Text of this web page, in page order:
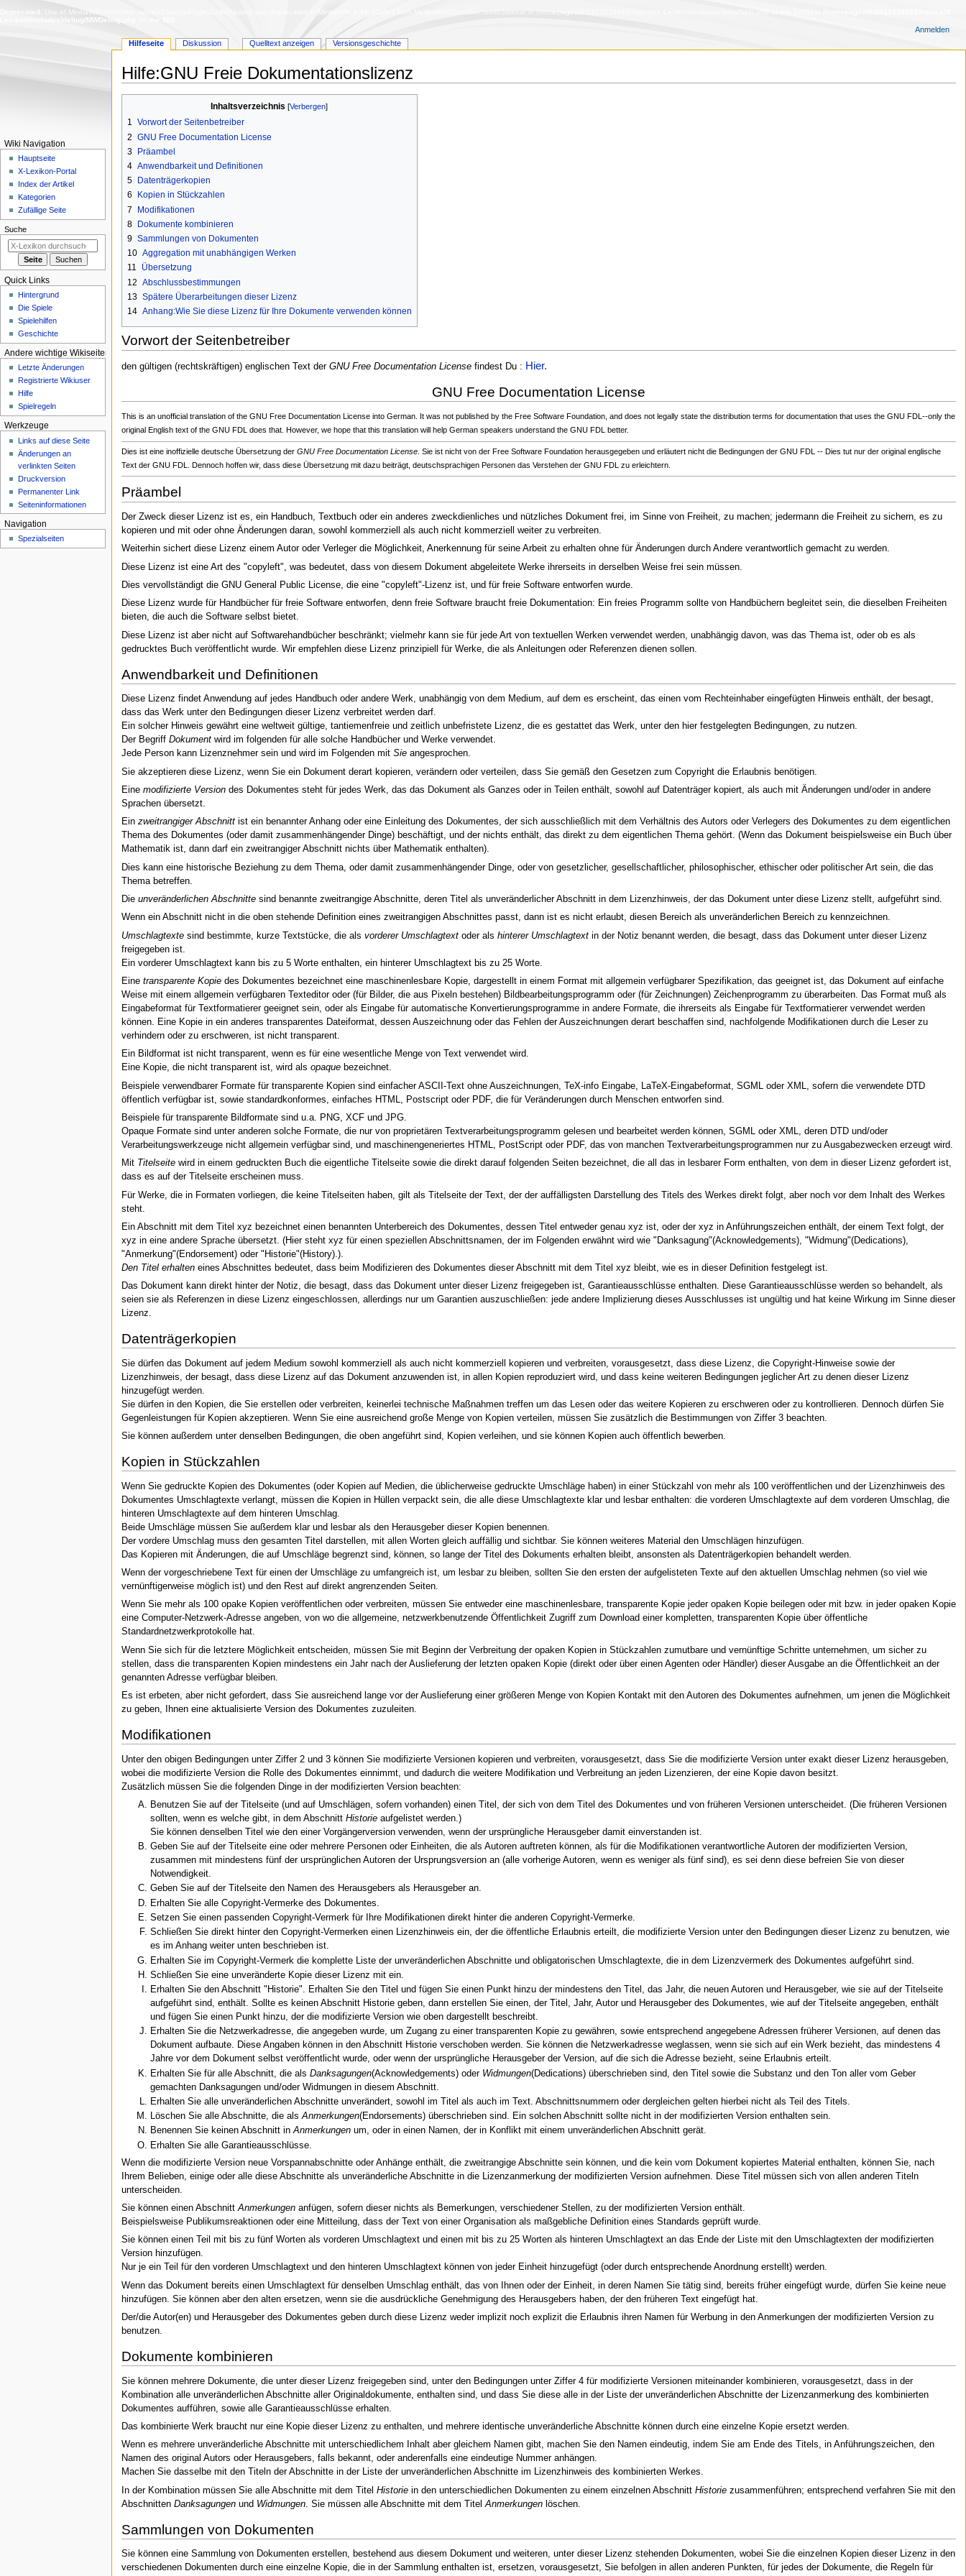
Deprecated : Use of MediaWiki\Skin\Skin::appendSpecialPagesLinkIfAbsent was deprecated in MediaWiki 1.44. [Called from MediaWiki\Skin\Skin::buildSidebar in /homepages/8/d312538493/htdocs/X-Lexikon/includes/skins/Skin.php at line 1639] in
Lexikon/includes/debug/MWDebug.php
Hilfe:GNU Freie Dokumentationslizenz
springen
springen
Inhaltsverzeichnis
1 Vorwort der Seitenbetreiber
2 GNU Free Documentation License
3 Präambel
4 Anwendbarkeit und Definitionen
5
Datenträgerkopien
6
Kopien in Stückzahlen
7
Modifikationen
8 Dokumente kombinieren
9 Sammlungen von Dokumenten
10 Aggregation mit unabhängigen Werken
11
Übersetzung
12 Abschlussbestimmungen
13 Spätere Überarbeitungen dieser Lizenz
14 Anhang:Wie Sie diese Lizenz für Ihre Dokumente verwenden können
Vorwort der Seitenbetreiber
den gültigen (rechtskräftigen) englischen Text der GNU Free Documentation Licensefindest Du : Hier.
GNU Free Documentation License
This is an unofficial translation of the GNU Free Documentation License into German. It was not published by the Free Software Foundation, and does not legally state the distribution terms for documentation that uses the GNU FDL--only the
original English text of the GNU FDL does that. However, we hope that this translation will help German speakers understand the GNU FDL better.
Dies ist eine inoffizielle deutsche Übersetzung der GNU Free Documentation License. Sie ist nicht von der Free Software Foundation herausgegeben und erläutert nicht die Bedingungen der GNU FDL -- Dies tut nur der original englische
Text der GNU FDL. Dennoch hoffen wir, dass diese Übersetzung mit dazu beiträgt, deutschsprachigen Personen das Verstehen der GNU FDL zu erleichtern.
Präambel
Der Zweck dieser Lizenz ist es, ein Handbuch, Textbuch oder ein anderes zweckdienliches und nützliches Dokument frei, im Sinne von Freiheit, zu machen; jedermann die Freiheit zu sichern, es zu
kopieren und mit oder ohne Änderungen daran, sowohl kommerziell als auch nicht kommerziell weiter zu verbreiten.
Weiterhin sichert diese Lizenz einem Autor oder Verleger die Möglichkeit, Anerkennung für seine Arbeit zu erhalten ohne für Änderungen durch Andere verantwortlich gemacht zu werden.
Diese Lizenz ist eine Art des "copyleft", was bedeutet, dass von diesem Dokument abgeleitete Werke ihrerseits in derselben Weise frei sein müssen.
Dies vervollständigt die GNU General Public License, die eine "copyleft"-Lizenz ist, und für freie Software entworfen wurde.
Diese Lizenz wurde für Handbücher für freie Software entworfen, denn freie Software braucht freie Dokumentation: Ein freies Programm sollte von Handbüchern begleitet sein, die dieselben Freiheiten
bieten, die auch die Software selbst bietet.
Diese Lizenz ist aber nicht auf Softwarehandbücher beschränkt; vielmehr kann sie für jede Art von textuellen Werken verwendet werden, unabhängig davon, was das Thema ist, oder ob es als
gedrucktes Buch veröffentlicht wurde. Wir empfehlen diese Lizenz prinzipiell für Werke, die als Anleitungen oder Referenzen dienen sollen.
Anwendbarkeit und Definitionen
Diese Lizenz findet Anwendung auf jedes Handbuch oder andere Werk, unabhängig von dem Medium, auf dem es erscheint, das einen vom Rechteinhaber eingefügten Hinweis enthält, der besagt,
dass das Werk unter den Bedingungen dieser Lizenz verbreitet werden darf.
Ein solcher Hinweis gewährt eine weltweit gültige, tantiemenfreie und zeitlich unbefristete Lizenz, die es gestattet das Werk, unter den hier festgelegten Bedingungen, zu nutzen.
Der Begriff Dokumentwird im folgenden für alle solche Handbücher und Werke verwendet.
Jede Person kann Lizenznehmer sein und wird im Folgenden mit Sieangesprochen.
Sie akzeptieren diese Lizenz, wenn Sie ein Dokument derart kopieren, verändern oder verteilen, dass Sie gemäß den Gesetzen zum Copyright die Erlaubnis benötigen.
Eine modifizierte Versiondes Dokumentes steht für jedes Werk, das das Dokument als Ganzes oder in Teilen enthält, sowohl auf Datenträger kopiert, als auch mit Änderungen und/oder in andere
Sprachen übersetzt.
Ein zweitrangiger Abschnittist ein benannter Anhang oder eine Einleitung des Dokumentes, der sich ausschließlich mit dem Verhältnis des Autors oder Verlegers des Dokumentes zu dem eigentlichen
Thema des Dokumentes (oder damit zusammenhängender Dinge) beschäftigt, und der nichts enthält, das direkt zu dem eigentlichen Thema gehört. (Wenn das Dokument beispielsweise ein Buch über
Mathematik ist, dann darf ein zweitrangiger Abschnitt nichts über Mathematik enthalten).
Dies kann eine historische Beziehung zu dem Thema, oder damit zusammenhängender Dinge, oder von gesetzlicher, gesellschaftlicher, philosophischer, ethischer oder politischer Art sein, die das
Thema betreffen.
Die unveränderlichen Abschnittesind benannte zweitrangige Abschnitte, deren Titel als unveränderlicher Abschnitt in dem Lizenzhinweis, der das Dokument unter diese Lizenz stellt, aufgeführt sind.
Wenn ein Abschnitt nicht in die oben stehende Definition eines zweitrangigen Abschnittes passt, dann ist es nicht erlaubt, diesen Bereich als unveränderlichen Bereich zu kennzeichnen.
Umschlagtextesind bestimmte, kurze Textstücke, die als vorderer Umschlagtextoder als hinterer Umschlagtextin der Notiz benannt werden, die besagt, dass das Dokument unter dieser Lizenz
freigegeben ist.
Ein vorderer Umschlagtext kann bis zu 5 Worte enthalten, ein hinterer Umschlagtext bis zu 25 Worte.
Eine transparente Kopiedes Dokumentes bezeichnet eine maschinenlesbare Kopie, dargestellt in einem Format mit allgemein verfügbarer Spezifikation, das geeignet ist, das Dokument auf einfache
Weise mit einem allgemein verfügbaren Texteditor oder (für Bilder, die aus Pixeln bestehen) Bildbearbeitungsprogramm oder (für Zeichnungen) Zeichenprogramm zu überarbeiten. Das Format muß als
Eingabeformat für Textformatierer geeignet sein, oder als Eingabe für automatische Konvertierungsprogramme in andere Formate, die ihrerseits als Eingabe für Textformatierer verwendet werden
können. Eine Kopie in ein anderes transparentes Dateiformat, dessen Auszeichnung oder das Fehlen der Auszeichnungen derart beschaffen sind, nachfolgende Modifikationen durch die Leser zu
verhindern oder zu erschweren, ist nicht transparent.
Ein Bildformat ist nicht transparent, wenn es für eine wesentliche Menge von Text verwendet wird.
Eine Kopie, die nicht transparent ist, wird als opaquebezeichnet.
Beispiele verwendbarer Formate für transparente Kopien sind einfacher ASCII-Text ohne Auszeichnungen, TeX-info Eingabe, LaTeX-Eingabeformat, SGML oder XML, sofern die verwendete DTD
öffentlich verfügbar ist, sowie standardkonformes, einfaches HTML, Postscript oder PDF, die für Veränderungen durch Menschen entworfen sind.
Beispiele für transparente Bildformate sind u.a. PNG, XCF und JPG.
Opaque Formate sind unter anderen solche Formate, die nur von proprietären Textverarbeitungsprogramm gelesen und bearbeitet werden können, SGML oder XML, deren DTD und/oder
Verarbeitungswerkzeuge nicht allgemein verfügbar sind, und maschinengeneriertes HTML, PostScript oder PDF, das von manchen Textverarbeitungsprogrammen nur zu Ausgabezwecken erzeugt wird.
Mit Titelseitewird in einem gedruckten Buch die eigentliche Titelseite sowie die direkt darauf folgenden Seiten bezeichnet, die all das in lesbarer Form enthalten, von dem in dieser Lizenz gefordert ist,
dass es auf der Titelseite erscheinen muss.
Für Werke, die in Formaten vorliegen, die keine Titelseiten haben, gilt als Titelseite der Text, der der auffälligsten Darstellung des Titels des Werkes direkt folgt, aber noch vor dem Inhalt des Werkes
steht.
Ein Abschnitt mit dem Titel xyz bezeichnet einen benannten Unterbereich des Dokumentes, dessen Titel entweder genau xyz ist, oder der xyz in Anführungszeichen enthält, der einem Text folgt, der
xyz in eine andere Sprache übersetzt. (Hier steht xyz für einen speziellen Abschnittsnamen, der im Folgenden erwähnt wird wie "Danksagung"(Acknowledgements), "Widmung"(Dedications),
"Anmerkung"(Endorsement) oder "Historie"(History).).
Den Titel erhalteneines Abschnittes bedeutet, dass beim Modifizieren des Dokumentes dieser Abschnitt mit dem Titel xyz bleibt, wie es in dieser Definition festgelegt ist.
Das Dokument kann direkt hinter der Notiz, die besagt, dass das Dokument unter dieser Lizenz freigegeben ist, Garantieausschlüsse enthalten. Diese Garantieausschlüsse werden so behandelt, als
seien sie als Referenzen in diese Lizenz eingeschlossen, allerdings nur um Garantien auszuschließen: jede andere Implizierung dieses Ausschlusses ist ungültig und hat keine Wirkung im Sinne dieser
Lizenz.
Datenträgerkopien
Sie dürfen das Dokument auf jedem Medium sowohl kommerziell als auch nicht kommerziell kopieren und verbreiten, vorausgesetzt, dass diese Lizenz, die Copyright-Hinweise sowie der
Lizenzhinweis, der besagt, dass diese Lizenz auf das Dokument anzuwenden ist, in allen Kopien reproduziert wird, und dass keine weiteren Bedingungen jeglicher Art zu denen dieser Lizenz
hinzugefügt werden.
Sie dürfen in den Kopien, die Sie erstellen oder verbreiten, keinerlei technische Maßnahmen treffen um das Lesen oder das weitere Kopieren zu erschweren oder zu kontrollieren. Dennoch dürfen Sie
Gegenleistungen für Kopien akzeptieren. Wenn Sie eine ausreichend große Menge von Kopien verteilen, müssen Sie zusätzlich die Bestimmungen von Ziffer 3 beachten.
Sie können außerdem unter denselben Bedingungen, die oben angeführt sind, Kopien verleihen, und sie können Kopien auch öffentlich bewerben.
Kopien in Stückzahlen
Wenn Sie gedruckte Kopien des Dokumentes (oder Kopien auf Medien, die üblicherweise gedruckte Umschläge haben) in einer Stückzahl von mehr als 100 veröffentlichen und der Lizenzhinweis des
Dokumentes Umschlagtexte verlangt, müssen die Kopien in Hüllen verpackt sein, die alle diese Umschlagtexte klar und lesbar enthalten: die vorderen Umschlagtexte auf dem vorderen Umschlag, die
hinteren Umschlagtexte auf dem hinteren Umschlag.
Beide Umschläge müssen Sie außerdem klar und lesbar als den Herausgeber dieser Kopien benennen.
Der vordere Umschlag muss den gesamten Titel darstellen, mit allen Worten gleich auffällig und sichtbar. Sie können weiteres Material den Umschlägen hinzufügen.
Das Kopieren mit Änderungen, die auf Umschläge begrenzt sind, können, so lange der Titel des Dokuments erhalten bleibt, ansonsten als Datenträgerkopien behandelt werden.
Wenn der vorgeschriebene Text für einen der Umschläge zu umfangreich ist, um lesbar zu bleiben, sollten Sie den ersten der aufgelisteten Texte auf den aktuellen Umschlag nehmen (so viel wie
vernünftigerweise möglich ist) und den Rest auf direkt angrenzenden Seiten.
Wenn Sie mehr als 100 opake Kopien veröffentlichen oder verbreiten, müssen Sie entweder eine maschinenlesbare, transparente Kopie jeder opaken Kopie beilegen oder mit bzw. in jeder opaken Kopie
eine Computer-Netzwerk-Adresse angeben, von wo die allgemeine, netzwerkbenutzende Öffentlichkeit Zugriff zum Download einer kompletten, transparenten Kopie über öffentliche
Standardnetzwerkprotokolle hat.
Wenn Sie sich für die letztere Möglichkeit entscheiden, müssen Sie mit Beginn der Verbreitung der opaken Kopien in Stückzahlen zumutbare und vernünftige Schritte unternehmen, um sicher zu
stellen, dass die transparenten Kopien mindestens ein Jahr nach der Auslieferung der letzten opaken Kopie (direkt oder über einen Agenten oder Händler) dieser Ausgabe an die Öffentlichkeit an der
genannten Adresse verfügbar bleiben.
Es ist erbeten, aber nicht gefordert, dass Sie ausreichend lange vor der Auslieferung einer größeren Menge von Kopien Kontakt mit den Autoren des Dokumentes aufnehmen, um jenen die Möglichkeit
zu geben, Ihnen eine aktualisierte Version des Dokumentes zuzuleiten.
Modifikationen
Unter den obigen Bedingungen unter Ziffer 2 und 3 können Sie modifizierte Versionen kopieren und verbreiten, vorausgesetzt, dass Sie die modifizierte Version unter exakt dieser Lizenz herausgeben,
wobei die modifizierte Version die Rolle des Dokumentes einnimmt, und dadurch die weitere Modifikation und Verbreitung an jeden Lizenzieren, der eine Kopie davon besitzt.
Zusätzlich müssen Sie die folgenden Dinge in der modifizierten Version beachten:
Benutzen Sie auf der Titelseite (und auf Umschlägen, sofern vorhanden) einen Titel, der sich von dem Titel des Dokumentes und von früheren Versionen unterscheidet. (Die früheren Versionen
sollten, wenn es welche gibt, in dem AbschnittHistorie aufgelistet werden.)
Sie können denselben Titel wie den einer Vorgängerversion verwenden, wenn der ursprüngliche Herausgeber damit einverstanden ist.
Geben Sie auf der Titelseite eine oder mehrere Personen oder Einheiten, die als Autoren auftreten können, als für die Modifikationen verantwortliche Autoren der modifizierten Version,
zusammen mit mindestens fünf der ursprünglichen Autoren der Ursprungsversion an (alle vorherige Autoren, wenn es weniger als fünf sind), es sei denn diese befreien Sie von dieser
Notwendigkeit.
Geben Sie auf der Titelseite den Namen des Herausgebers als Herausgeber an.
Erhalten Sie alle Copyright-Vermerke des Dokumentes.
Setzen Sie einen passenden Copyright-Vermerk für Ihre Modifikationen direkt hinter die anderen Copyright-Vermerke.
Schließen Sie direkt hinter den Copyright-Vermerken einen Lizenzhinweis ein, der die öffentliche Erlaubnis erteilt, die modifizierte Version unter den Bedingungen dieser Lizenz zu benutzen, wie
es im Anhang weiter unten beschrieben ist.
Erhalten Sie im Copyright-Vermerk die komplette Liste der unveränderlichen Abschnitte und obligatorischen Umschlagtexte, die in dem Lizenzvermerk des Dokumentes aufgeführt sind.
Schließen Sie eine unveränderte Kopie dieser Lizenz mit ein.
Erhalten Sie den Abschnitt "Historie". Erhalten Sie den Titel und fügen Sie einen Punkt hinzu der mindestens den Titel, das Jahr, die neuen Autoren und Herausgeber, wie sie auf der Titelseite
aufgeführt sind, enthält. Sollte es keinen Abschnitt Historie geben, dann erstellen Sie einen, der Titel, Jahr, Autor und Herausgeber des Dokumentes, wie auf der Titelseite angegeben, enthält
und fügen Sie einen Punkt hinzu, der die modifizierte Version wie oben dargestellt beschreibt.
Erhalten Sie die Netzwerkadresse, die angegeben wurde, um Zugang zu einer transparenten Kopie zu gewähren, sowie entsprechend angegebene Adressen früherer Versionen, auf denen das
Dokument aufbaute. Diese Angaben können in den Abschnitt Historie verschoben werden. Sie können die Netzwerkadresse weglassen, wenn sie sich auf ein Werk bezieht, das mindestens 4
Jahre vor dem Dokument selbst veröffentlicht wurde, oder wenn der ursprüngliche Herausgeber der Version, auf die sich die Adresse bezieht, seine Erlaubnis erteilt.
Erhalten Sie für alle Abschnitt, die alsDanksagungen(Acknowledgements) oder Widmungen(Dedications) überschrieben sind, den Titel sowie die Substanz und den Ton aller vom Geber
gemachten Danksagungen und/oder Widmungen in diesem Abschnitt.
Erhalten Sie alle unveränderlichen Abschnitte unverändert, sowohl im Titel als auch im Text. Abschnittsnummern oder dergleichen gelten hierbei nicht als Teil des Titels.
Löschen Sie alle Abschnitte, die alsAnmerkungen(Endorsements) überschrieben sind. Ein solchen Abschnitt sollte nicht in der modifizierten Version enthalten sein.
Benennen Sie keinen Abschnitt inAnmerkungen um, oder in einen Namen, der in Konflikt mit einem unveränderlichen Abschnitt gerät.
Erhalten Sie alle Garantieausschlüsse.
Wenn die modifizierte Version neue Vorspannabschnitte oder Anhänge enthält, die zweitrangige Abschnitte sein können, und die kein vom Dokument kopiertes Material enthalten, können Sie, nach
Ihrem Belieben, einige oder alle diese Abschnitte als unveränderliche Abschnitte in die Lizenzanmerkung der modifizierten Version aufnehmen. Diese Titel müssen sich von allen anderen Titeln
unterscheiden.
Sie können einen AbschnittAnmerkungenanfügen, sofern dieser nichts als Bemerkungen, verschiedener Stellen, zu der modifizierten Version enthält.
Beispielsweise Publikumsreaktionen oder eine Mitteilung, dass der Text von einer Organisation als maßgebliche Definition eines Standards geprüft wurde.
Sie können einen Teil mit bis zu fünf Worten als vorderen Umschlagtext und einen mit bis zu 25 Worten als hinteren Umschlagtext an das Ende der Liste mit den Umschlagtexten der modifizierten
Version hinzufügen.
Nur je ein Teil für den vorderen Umschlagtext und den hinteren Umschlagtext können von jeder Einheit hinzugefügt (oder durch entsprechende Anordnung erstellt) werden.
Wenn das Dokument bereits einen Umschlagtext für denselben Umschlag enthält, das von Ihnen oder der Einheit, in deren Namen Sie tätig sind, bereits früher eingefügt wurde, dürfen Sie keine neue
hinzufügen. Sie können aber den alten ersetzen, wenn sie die ausdrückliche Genehmigung des Herausgebers haben, der den früheren Text eingefügt hat.
Der/die Autor(en) und Herausgeber des Dokumentes geben durch diese Lizenz weder implizit noch explizit die Erlaubnis ihren Namen für Werbung in den Anmerkungen der modifizierten Version zu
benutzen.
Dokumente kombinieren
Sie können mehrere Dokumente, die unter dieser Lizenz freigegeben sind, unter den Bedingungen unter Ziffer 4 für modifizierte Versionen miteinander kombinieren, vorausgesetzt, dass in der
Kombination alle unveränderlichen Abschnitte aller Originaldokumente, enthalten sind, und dass Sie diese alle in der Liste der unveränderlichen Abschnitte der Lizenzanmerkung des kombinierten
Dokumentes aufführen, sowie alle Garantieausschlüsse erhalten.
Das kombinierte Werk braucht nur eine Kopie dieser Lizenz zu enthalten, und mehrere identische unveränderliche Abschnitte können durch eine einzelne Kopie ersetzt werden.
Wenn es mehrere unveränderliche Abschnitte mit unterschiedlichem Inhalt aber gleichem Namen gibt, machen Sie den Namen eindeutig, indem Sie am Ende des Titels, in Anführungszeichen, den
Namen des original Autors oder Herausgebers, falls bekannt, oder anderenfalls eine eindeutige Nummer anhängen.
Machen Sie dasselbe mit den Titeln der Abschnitte in der Liste der unveränderlichen Abschnitte im Lizenzhinweis des kombinierten Werkes.
In der Kombination müssen Sie alle Abschnitte mit dem Titel Historiein den unterschiedlichen Dokumenten zu einem einzelnen Abschnitt Historiezusammenführen; entsprechend verfahren Sie mit den
Abschnitten Danksagungenund Widmungen. Sie müssen alle Abschnitte mit dem Titel Anmerkungenlöschen.
Sammlungen von Dokumenten
Sie können eine Sammlung von Dokumenten erstellen, bestehend aus diesem Dokument und weiteren, unter dieser Lizenz stehenden Dokumenten, wobei Sie die einzelnen Kopien dieser Lizenz in den
verschiedenen Dokumenten durch eine einzelne Kopie, die in der Sammlung enthalten ist, ersetzen, vorausgesetzt, Sie befolgen in allen anderen Punkten, für jedes der Dokumente, die Regeln für
N
a
o
n
m
n
Hilfeseite Diskussion Quelltext anzeigen Versionsgeschichte
Anmelden
Wiki Navigation
Hauptseite
X-Lexikon-Portal
Index der Artikel
Kategorien
Zufällige Seite
Suche
Quick Links
Hintergrund
Die Spiele
Spielehilfen
Geschichte
Andere wichtige Wikiseiten
Letzte Änderungen
Registrierte Wikiuser
Hilfe
Spielregeln
Werkzeuge
Links auf diese Seite
Änderungen an
verlinkten Seiten
Druckversion
Permanenter Link
Seiten­­informationen
Navigation
Spezialseiten